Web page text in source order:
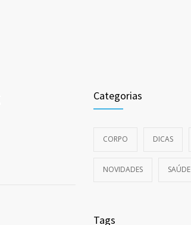
Categorias
CORPO DICAS
NOVIDADES SAÚDE
Tags